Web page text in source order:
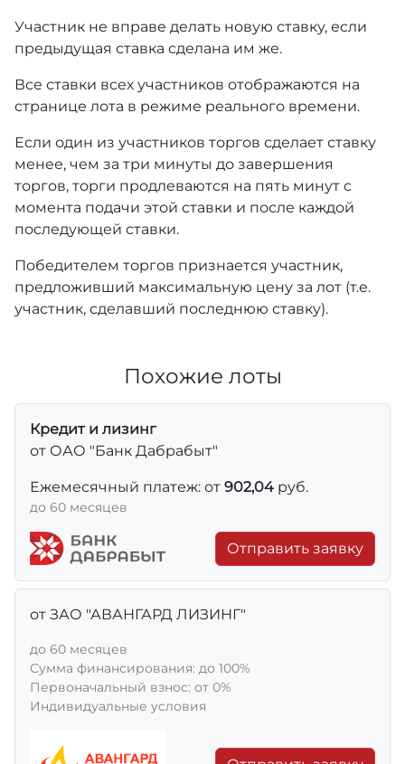
Участник не вправе делать новую ставку, если
предыдущая ставка сделана им же.
Все ставки всех участников отображаются на
странице лота в режиме реального времени.
Если один из участников торгов сделает ставку
менее, чем за три минуты до завершения
торгов, торги продлеваются на пять минут с
момента подачи этой ставки и после каждой
последующей ставки.
Победителем торгов признается участник,
предложивший максимальную цену за лот (т.е.
участник, сделавший последнюю ставку).
Похожие лоты
Кредит и лизинг
от ОАО "Банк Дабрабыт"
Ежемесячный платеж: от 902,04 руб.
до 60 месяцев
Отправить заявку
от ЗАО "АВАНГАРД ЛИЗИНГ"
до 60 месяцев
Сумма финансирования: до 100%
Первоначальный взнос: от 0%
Индивидуальные условия